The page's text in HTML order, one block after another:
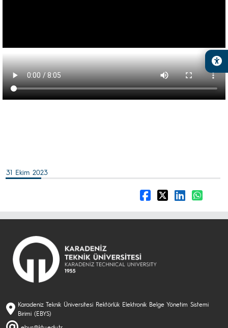
31 Ekim 2023
Karadeniz Teknik Üniversitesi Rektörlük Elektronik Belge Yönetim Sistemi
Birimi (EBYS)